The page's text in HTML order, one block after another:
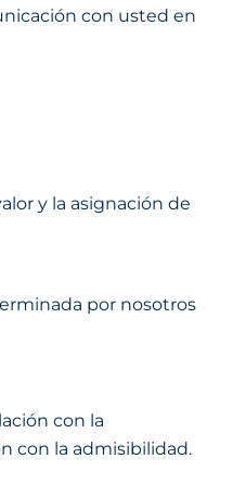
con usted en
y la asignación de
por nosotros
con la
con la admisibilidad.